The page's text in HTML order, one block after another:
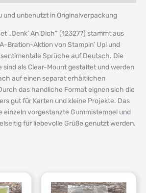
und unbenutzt in Originalverpackung
„Denk’ An Dich“ (123277) stammt aus
Bration-Aktion von Stampin’ Up! und
Sprüche auf Deutsch. Die
sind als Clear-Mount gestaltet und werden
auf einen separat erhältlichen
das handliche Format eignen sich die
gut für Karten und kleine Projekte. Das
einzeln vorgestanzte Gummistempel und
für liebevolle Grüße genutzt werden.